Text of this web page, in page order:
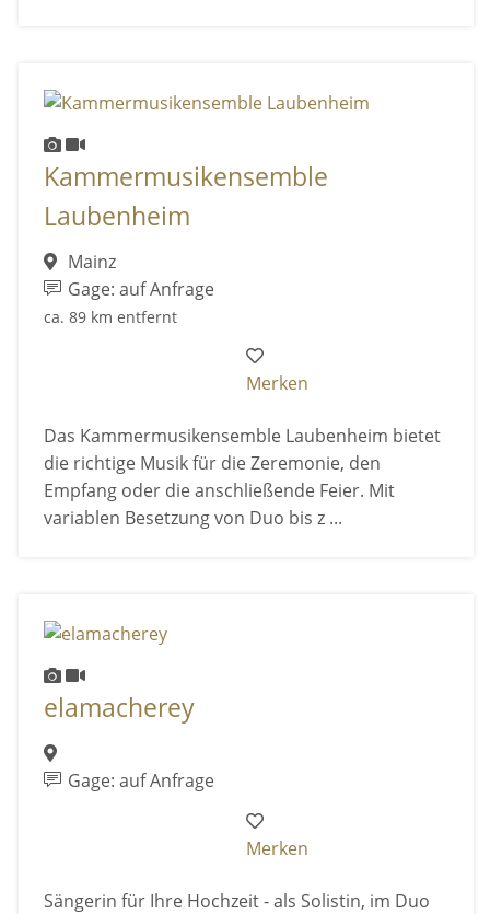
Kammermusikensemble
Laubenheim
Mainz
Gage: auf Anfrage
ca. 89 km entfernt
Merken
Das Kammermusikensemble Laubenheim bietet
die richtige Musik für die Zeremonie, den
Empfang oder die anschließende Feier. Mit
variablen Besetzung von Duo bis z ...
elamacherey
Gage: auf Anfrage
Merken
Sängerin für Ihre Hochzeit - als Solistin, im Duo